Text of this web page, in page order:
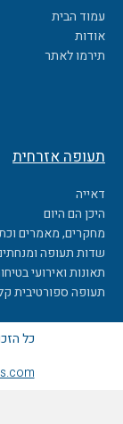
עמוד הבית
אודות
תירמו לאתר
תעופה אזרחית
דאייה
היכן הם היום
מחקרים, מאמרים
שדות תעופה ומנחתים
תאונות ואירועי
תעופה ספורטיבית קלה
כל